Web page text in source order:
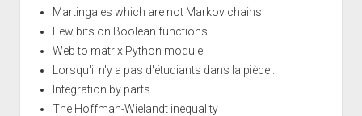
Martingales which are not Markov chains
Few bits on Boolean functions
Web to matrix Python module
Lorsqu'il n'y a pas d'étudiants dans la pièce...
Integration by parts
The Hoffman-Wielandt inequality